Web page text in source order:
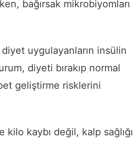
bağırsak mikrobiyomları
uygulayanların insülin
diyeti bırakıp normal
geliştirme risklerini
kilo kaybı değil, kalp sağlığı